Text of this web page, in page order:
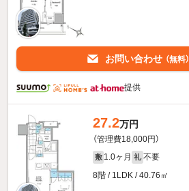
お問い合わせ （無料）
提供
27.2万円
（管理費18,000円）
敷 1.0ヶ月 礼 不要
8階 / 1LDK / 40.76㎡